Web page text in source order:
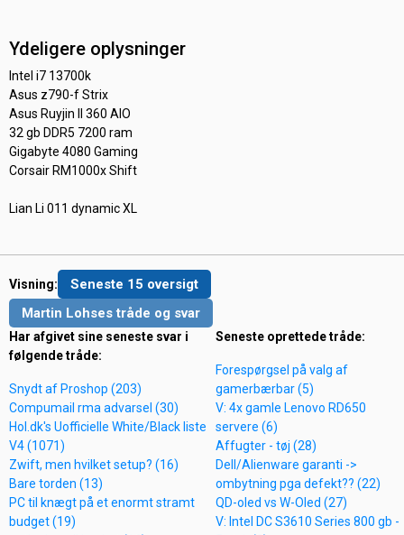
Ydeligere oplysninger
Intel i7 13700k
Asus z790-f Strix
Asus Ruyjin II 360 AIO
32 gb DDR5 7200 ram
Gigabyte 4080 Gaming
Corsair RM1000x Shift
Lian Li 011 dynamic XL
Visning:
Seneste 15 oversigt
Martin Lohses tråde og svar
Har afgivet sine seneste svar i
følgende tråde:
Snydt af Proshop (203)
Compumail rma advarsel (30)
Hol.dk's Uofficielle White/Black liste
V4 (1071)
Zwift, men hvilket setup? (16)
Bare torden (13)
PC til knægt på et enormt stramt
budget (19)
Seneste oprettede tråde:
Forespørgsel på valg af
gamerbærbar (5)
V: 4x gamle Lenovo RD650
servere (6)
Affugter - tøj (28)
Dell/Alienware garanti ->
ombytning pga defekt?? (22)
QD-oled vs W-Oled (27)
V: Intel DC S3610 Series 800 gb -